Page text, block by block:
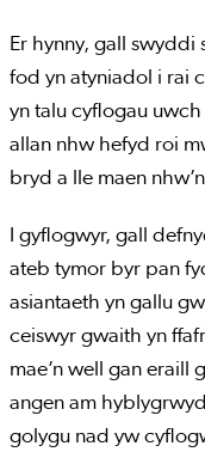
Er hynny, gall swyddi
fod yn atyniadol i rai
yn talu cyflogau
allan nhw hefyd roi
bryd a lle maen
I gyflogwyr, gall
ateb tymor byr pan
asiantaeth yn gallu
ceiswyr gwaith yn
mae’n well gan eraill
angen am
golygu nad yw